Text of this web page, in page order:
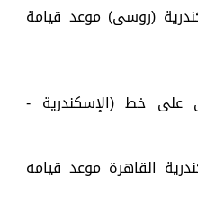
الاسكندرية (روسى) موعد قيامة
على خط (الإسكندرية -
الإسكندرية القاهرة موعد قيامه